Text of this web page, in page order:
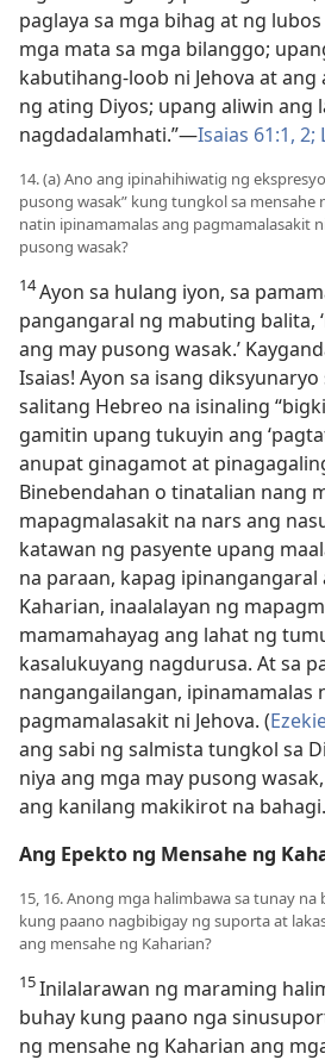
paglaya sa mga bihag at ng
mga mata sa mga bilanggo;
kabutihang-loob ni Jehova at
ng ating Diyos; upang aliwin ang
nagdadalamhati.”​—Isaias 61:1, 2;
14. (a) Ano ang ipinahihiwatig ng
pusong wasak” kung tungkol sa mensahe
natin ipinamamalas ang pagmamalasakit
pusong wasak?
14Ayon sa hulang iyon, sa
pangangaral ng mabuting balita,
ang may pusong wasak.’
Isaias! Ayon sa isang diksyunaryo
salitang Hebreo na isinaling
gamitin upang tukuyin ang
anupat ginagamot at
Binebendahan o tinatalian nang
mapagmalasakit na nars ang
katawan ng pasyente upang
na paraan, kapag ipinangangaral
Kaharian, inaalalayan ng
mamamahayag ang lahat ng
kasalukuyang nagdurusa. At sa
nangangailangan, ipinamamalas
pagmamalasakit ni Jehova. (
ang sabi ng salmista tungkol sa
niya ang mga may pusong
ang kanilang makikirot na
Ang Epekto ng Mensahe ng
15, 16. Anong mga halimbawa sa tunay
kung paano nagbibigay ng suporta at
ang mensahe ng Kaharian?
15Inilalarawan ng maraming
buhay kung paano nga
ng mensahe ng Kaharian ang